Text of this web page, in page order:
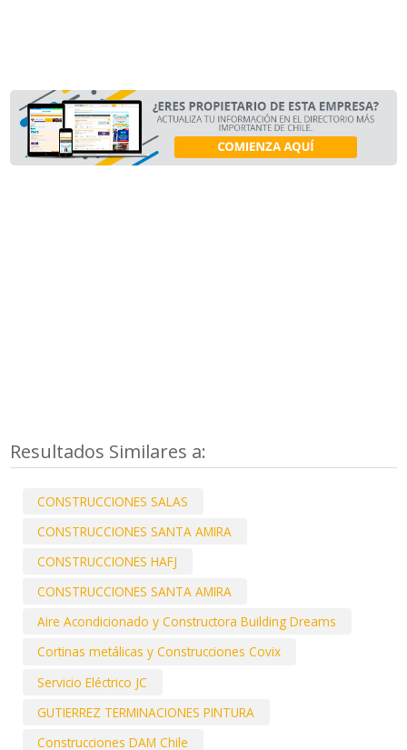
Resultados Similares a:
CONSTRUCCIONES SALAS
CONSTRUCCIONES SANTA AMIRA
CONSTRUCCIONES HAFJ
CONSTRUCCIONES SANTA AMIRA
Aire Acondicionado y Constructora Building Dreams
Cortinas metálicas y Construcciones Covix
Servicio Eléctrico JC
GUTIERREZ TERMINACIONES PINTURA
Construcciones DAM Chile